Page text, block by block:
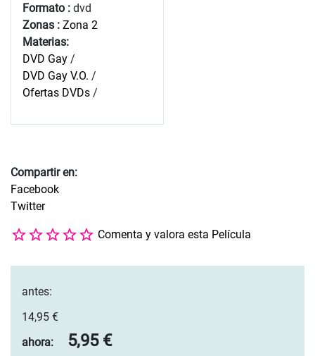
Formato : dvd
Zonas : Zona 2
Materias:
DVD Gay /
DVD Gay V.O. /
Ofertas DVDs /
Compartir en:
Facebook
Twitter
Comenta y valora esta Película
antes:
14,95 €
ahora:
5,95 €